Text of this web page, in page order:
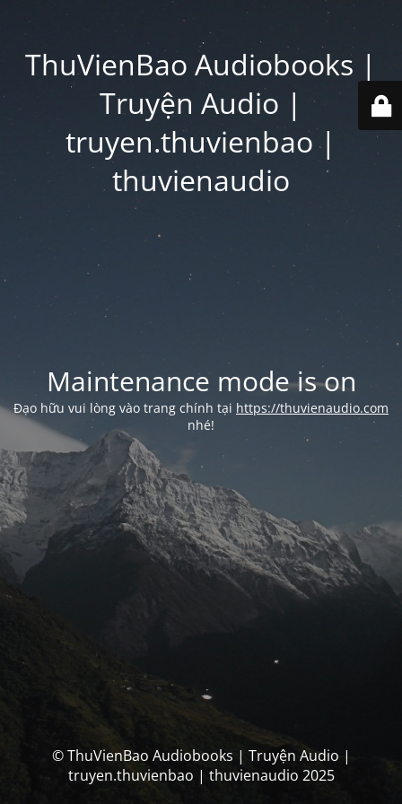
ThuVienBao Audiobooks |
Truyện Audio |
truyen.thuvienbao |
thuvienaudio
Maintenance mode is on
Đạo hữu vui lòng vào trang chính tại https://thuvienaudio.com
nhé!
© ThuVienBao Audiobooks | Truyện Audio |
truyen.thuvienbao | thuvienaudio 2025